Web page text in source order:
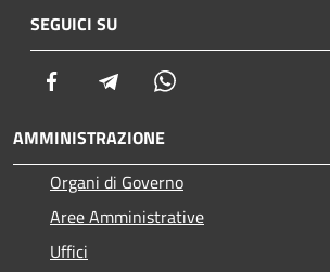
SEGUICI SU
Facebook Telegram
AMMINISTRAZIONE
Organi di Governo
Aree Amministrative
Uffici